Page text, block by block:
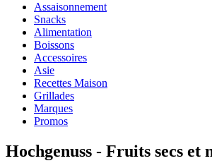
Assaisonnement
Snacks
Alimentation
Boissons
Accessoires
Asie
Recettes Maison
Grillades
Marques
Promos
Hochgenuss - Fruits secs et